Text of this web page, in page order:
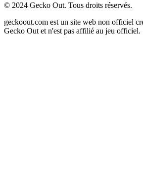
© 2024 Gecko Out. Tous droits réservés.
geckoout.com est un site web non officiel
Gecko Out et n'est pas affilié au jeu officiel.